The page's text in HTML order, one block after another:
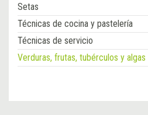
Setas
Técnicas de cocina y pastelería
Técnicas de servicio
Verduras, frutas, tubérculos y algas